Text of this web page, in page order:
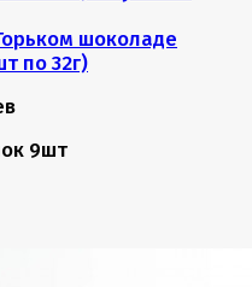
шоколаде
по 32г)
9шт